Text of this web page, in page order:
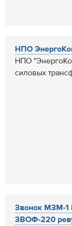
НПО
НПО
силовых
Звонок МЗМ-
ЗВОФ-220